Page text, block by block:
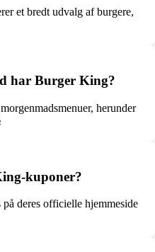
et bredt udvalg af burgere,
har Burger King?
herunder
kuponer?
deres officielle hjemmeside